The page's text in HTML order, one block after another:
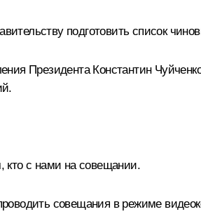
подготовить список
Президента Константин
кто с нами на совещании.
совещания в режиме